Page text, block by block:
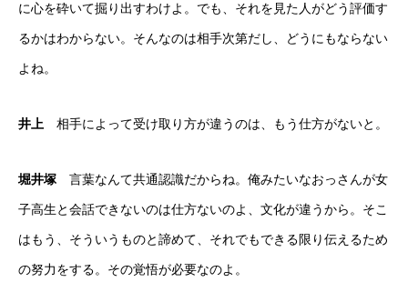
に心を砕いて掘り出すわけよ。でも、それを見た人がどう評価す
るかはわからない。そんなのは相手次第だし、どうにもならない
よね。
井上 相手によって受け取り方が違うのは、もう仕方がないと。
堀井塚 言葉なんて共通認識だからね。俺みたいなおっさんが女
子高生と会話できないのは仕方ないのよ、文化が違うから。そこ
はもう、そういうものと諦めて、それでもできる限り伝えるため
の努力をする。その覚悟が必要なのよ。